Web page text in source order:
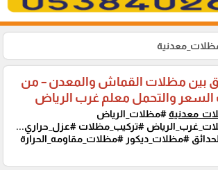
بين مظلات القماش والمعدن – من
والتحمل معلم غرب الرياض
#مظلات_الرياض
#تركيب_مظلات #عزل_حراري...
#مظلات_ديكور #مظلات_مقاومه_الحرارة